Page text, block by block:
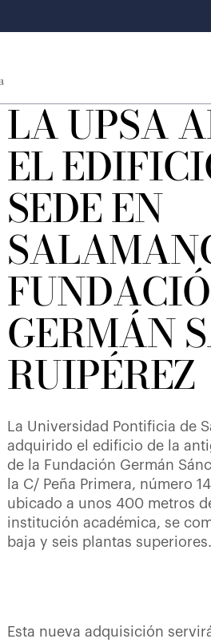
LA UPSA
EL
SEDE EN
GERMÁN
RUIPÉREZ
La Universidad Pontificia de
adquirido el edificio de la
de la Fundación Germán
la C/ Peña Primera, número
ubicado a unos 400 metros
institución académica, se
baja y seis plantas superiores.
Esta nueva adquisición